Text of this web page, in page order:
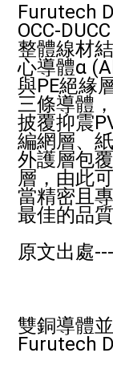
Furutech
OCC-
整體線材
心導體α
與PE絕緣
三條導體
披覆抑震
編網層、
外護層包
層，由此
當精密且
最佳的品質
原文出處
雙銅導體
Furutech